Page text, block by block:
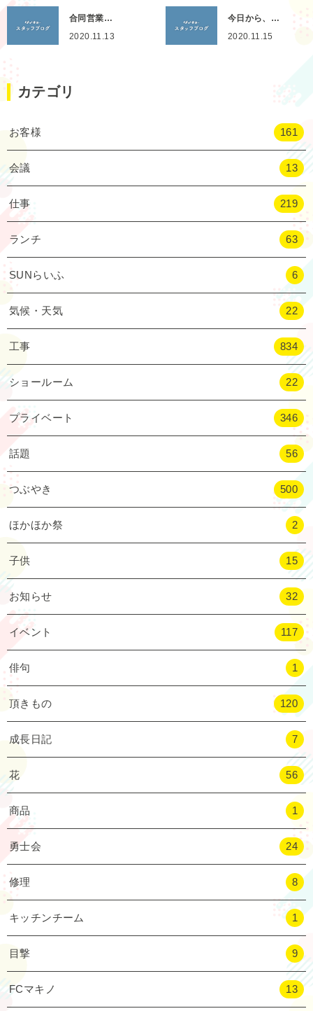
合同営業…
2020.11.13
今日から、…
2020.11.15
カテゴリ
お客様 161
会議 13
仕事 219
ランチ 63
SUNらいふ 6
気候・天気 22
工事 834
ショールーム 22
プライベート 346
話題 56
つぶやき 500
ほかほか祭 2
子供 15
お知らせ 32
イベント 117
俳句 1
頂きもの 120
成長日記 7
花 56
商品 1
勇士会 24
修理 8
キッチンチーム 1
目撃 9
FCマキノ 13